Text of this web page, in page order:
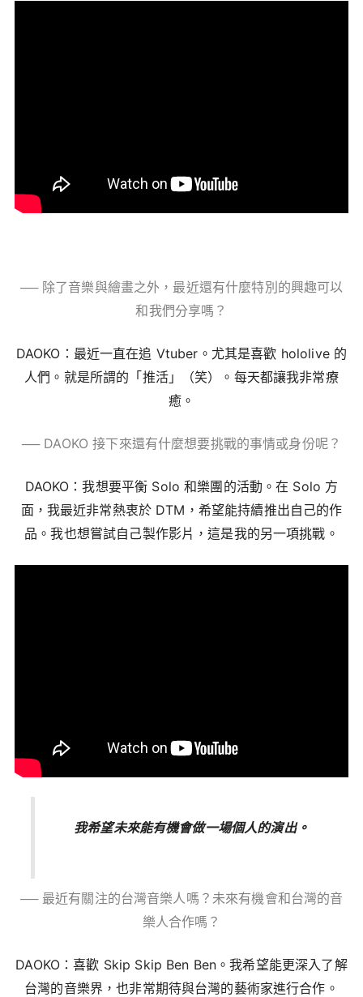
── 除了音樂與繪畫之外，最近還有什麼特別的興趣可以
和我們分享嗎？
DAOKO：最近一直在追 Vtuber。尤其是喜歡 hololive 的
人們。就是所謂的「推活」（笑）。每天都讓我非常療
癒。
── DAOKO 接下來還有什麼想要挑戰的事情或身份呢？
DAOKO：我想要平衡 Solo 和樂團的活動。在 Solo 方
面，我最近非常熱衷於 DTM，希望能持續推出自己的作
品。我也想嘗試自己製作影片，這是我的另一項挑戰。
我希望未來能有機會做一場個人的演出。
── 最近有關注的台灣音樂人嗎？未來有機會和台灣的音
樂人合作嗎？
DAOKO：喜歡 Skip Skip Ben Ben。我希望能更深入了解
台灣的音樂界，也非常期待與台灣的藝術家進行合作。